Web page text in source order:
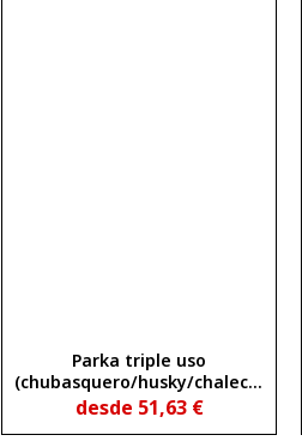
Parka triple uso
(chubasquero/husky/chaleco)
modelo galerna 440 gr
desde 51,63 €